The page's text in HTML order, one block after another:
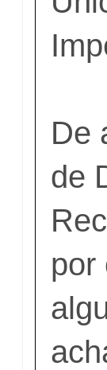
De
de
por